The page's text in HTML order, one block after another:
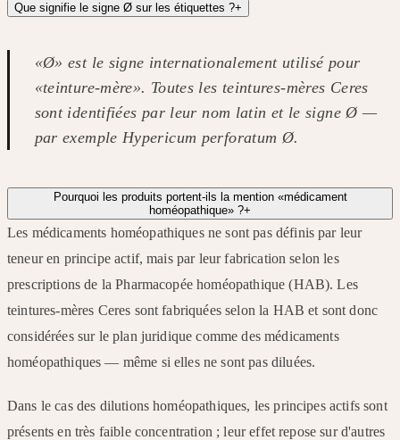
Que signifie le signe Ø sur les étiquettes ?+
«Ø» est le signe internationalement utilisé pour
«teinture-mère». Toutes les teintures-mères Ceres
sont identifiées par leur nom latin et le signe Ø —
par exemple Hypericum perforatum Ø.
Pourquoi les produits portent-ils la mention «médicament
homéopathique» ?+
Les médicaments homéopathiques ne sont pas définis par leur
teneur en principe actif, mais par leur fabrication selon les
prescriptions de la Pharmacopée homéopathique (HAB). Les
teintures-mères Ceres sont fabriquées selon la HAB et sont donc
considérées sur le plan juridique comme des médicaments
homéopathiques — même si elles ne sont pas diluées.
Dans le cas des dilutions homéopathiques, les principes actifs sont
présents en très faible concentration ; leur effet repose sur d'autres